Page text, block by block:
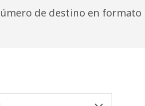
de destino en formato